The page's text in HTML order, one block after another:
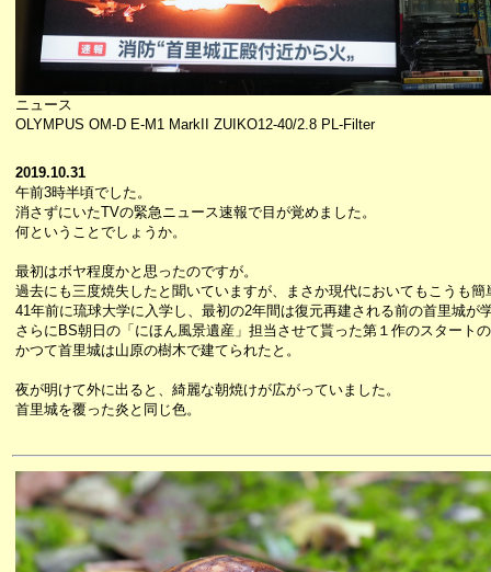
ニュース
OLYMPUS OM-D E-M1 MarkII ZUIKO12-40/2.8 PL-Filter
2019.10.31
午前3時半頃でした。
消さずにいたTVの緊急ニュース速報で目が覚めました。
何ということでしょうか。
最初はボヤ程度かと思ったのですが。
過去にも三度焼失したと聞いていますが、まさか現代においてもこうも
41年前に琉球大学に入学し、最初の2年間は復元再建される前の首里城が
さらにBS朝日の「にほん風景遺産」担当させて貰った第１作のスタート
かつて首里城は山原の樹木で建てられたと。
夜が明けて外に出ると、綺麗な朝焼けが広がっていました。
首里城を覆った炎と同じ色。